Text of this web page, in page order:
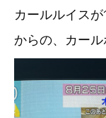
カールルイス
からの、カール